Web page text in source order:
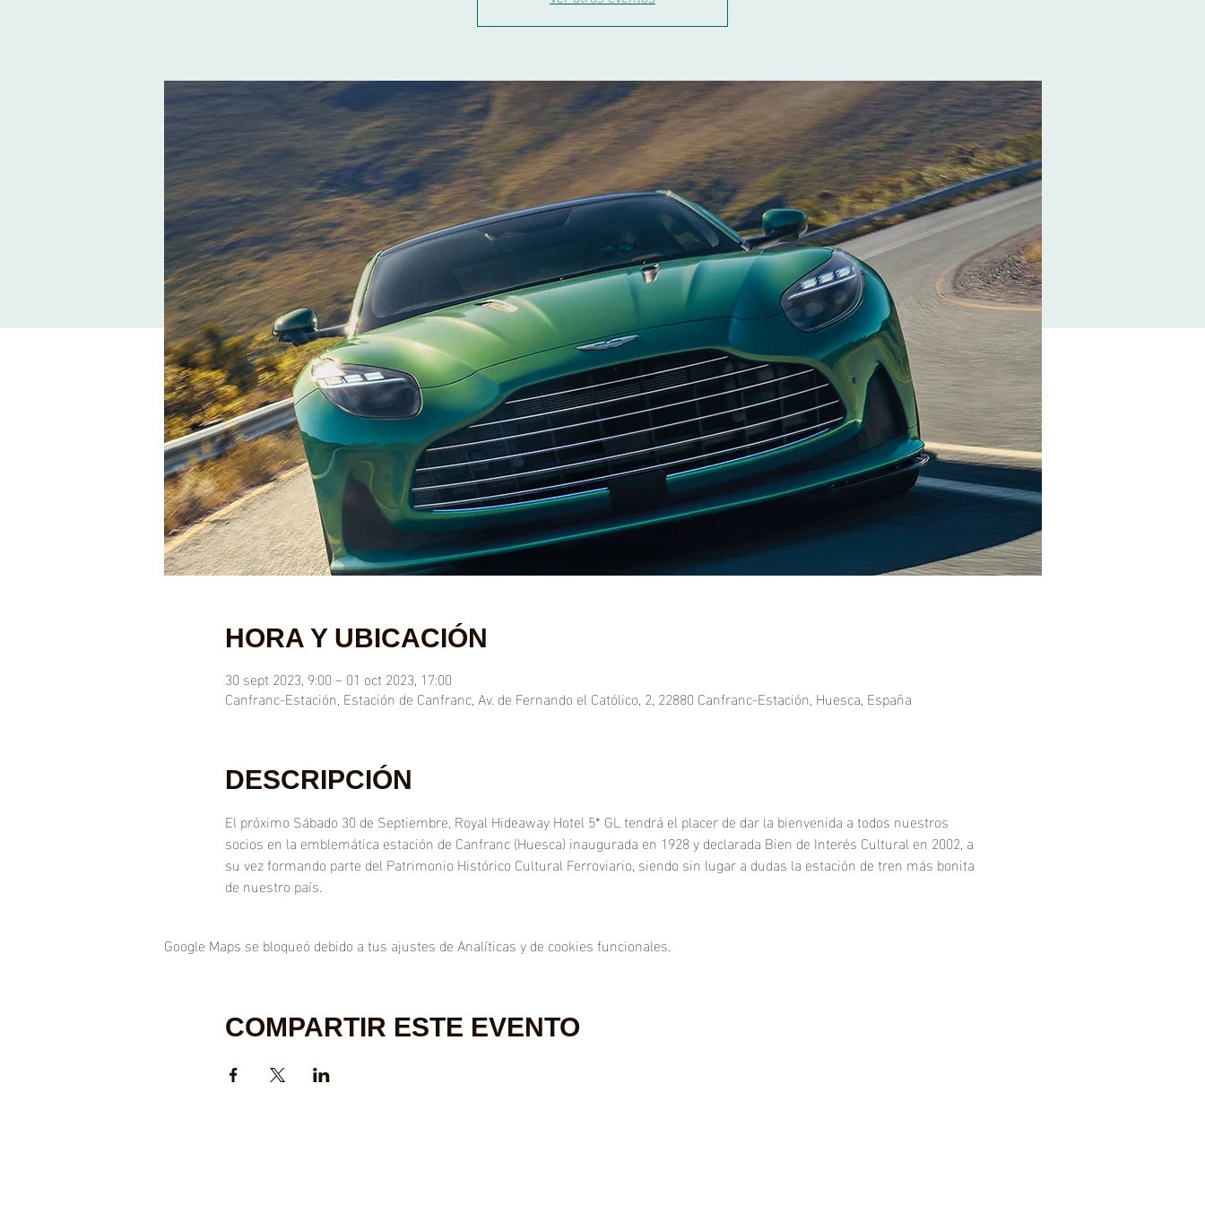
HORA Y UBICACIÓN
30 sept 2023, 9:00 – 01 oct 2023, 17:00
Canfranc-Estación, Estación de Canfranc, Av. de Fernando el Católico, 2, 22880 Canfranc-Estación, Huesca, España
DESCRIPCIÓN
El próximo Sábado 30 de Septiembre, Royal Hideaway Hotel 5* GL tendrá el placer de dar la bienvenida a todos nuestros
socios en la emblemática estación de Canfranc (Huesca) inaugurada en 1928 y declarada Bien de Interés Cultural en 2002, a
su vez formando parte del Patrimonio Histórico Cultural Ferroviario, siendo sin lugar a dudas la estación de tren más bonita
de nuestro país.
Google Maps se bloqueó debido a tus ajustes de Analíticas y de cookies funcionales.
COMPARTIR ESTE EVENTO